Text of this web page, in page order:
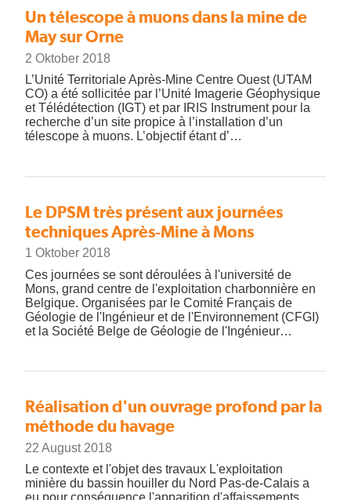
Un télescope à muons dans la mine de
May sur Orne
2 Oktober 2018
L’Unité Territoriale Après-Mine Centre Ouest (UTAM
CO) a été sollicitée par l’Unité Imagerie Géophysique
et Télédétection (IGT) et par IRIS Instrument pour la
recherche d’un site propice à l’installation d’un
télescope à muons. L’objectif étant d’…
Le DPSM très présent aux journées
techniques Après-Mine à Mons
1 Oktober 2018
Ces journées se sont déroulées à l'université de
Mons, grand centre de l'exploitation charbonnière en
Belgique. Organisées par le Comité Français de
Géologie de l'Ingénieur et de l'Environnement (CFGI)
et la Société Belge de Géologie de l'Ingénieur…
Réalisation d'un ouvrage profond par la
méthode du havage
22 August 2018
Le contexte et l'objet des travaux L'exploitation
minière du bassin houiller du Nord Pas-de-Calais a